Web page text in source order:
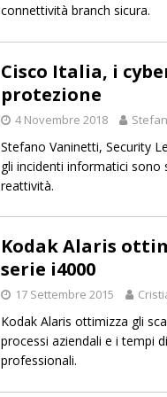
connettività branch sicura.
Cisco Italia, i
protezione
4 Novembre 2018
Stefano Vaninetti, Security
gli incidenti informatici sono
reattività.
Kodak Alaris
serie i4000
17 Settembre 2015
Kodak Alaris ottimizza gli
processi aziendali e i tempi
professionali.